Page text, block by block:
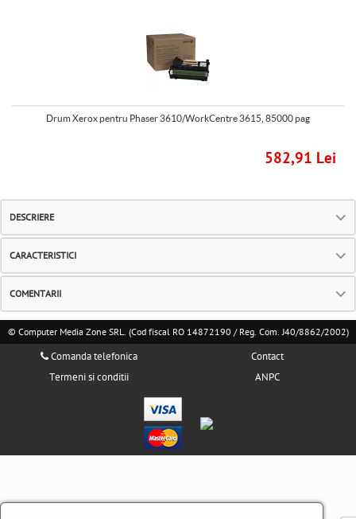
Drum Xerox pentru Phaser 3610/WorkCentre 3615, 85000 pag
582,91 Lei
DESCRIERE
CARACTERISTICI
COMENTARII
© Computer Media Zone SRL. (Cod fiscal RO 14872190 / Reg. Com. J40/8862/2002)
Comanda telefonica
Termeni si conditii
Contact
ANPC